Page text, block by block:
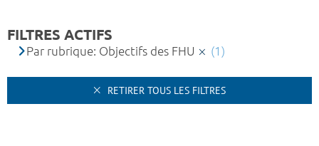
FILTRES ACTIFS
Par rubrique: Objectifs des FHU (1)
RETIRER TOUS LES FILTRES